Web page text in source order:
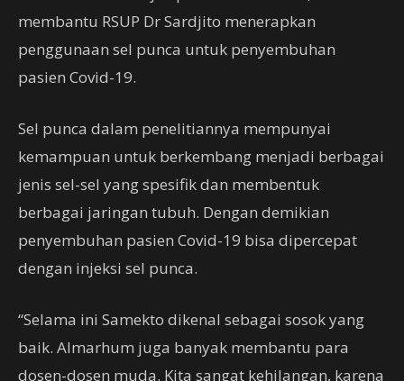
membantu RSUP Dr Sardjito menerapkan
penggunaan sel punca untuk penyembuhan
pasien Covid-19.
Sel punca dalam penelitiannya mempunyai
kemampuan untuk berkembang menjadi berbagai
jenis sel-sel yang spesifik dan membentuk
berbagai jaringan tubuh. Dengan demikian
penyembuhan pasien Covid-19 bisa dipercepat
dengan injeksi sel punca.
“Selama ini Samekto dikenal sebagai sosok yang
baik. Almarhum juga banyak membantu para
dosen-dosen muda. Kita sangat kehilangan, karena